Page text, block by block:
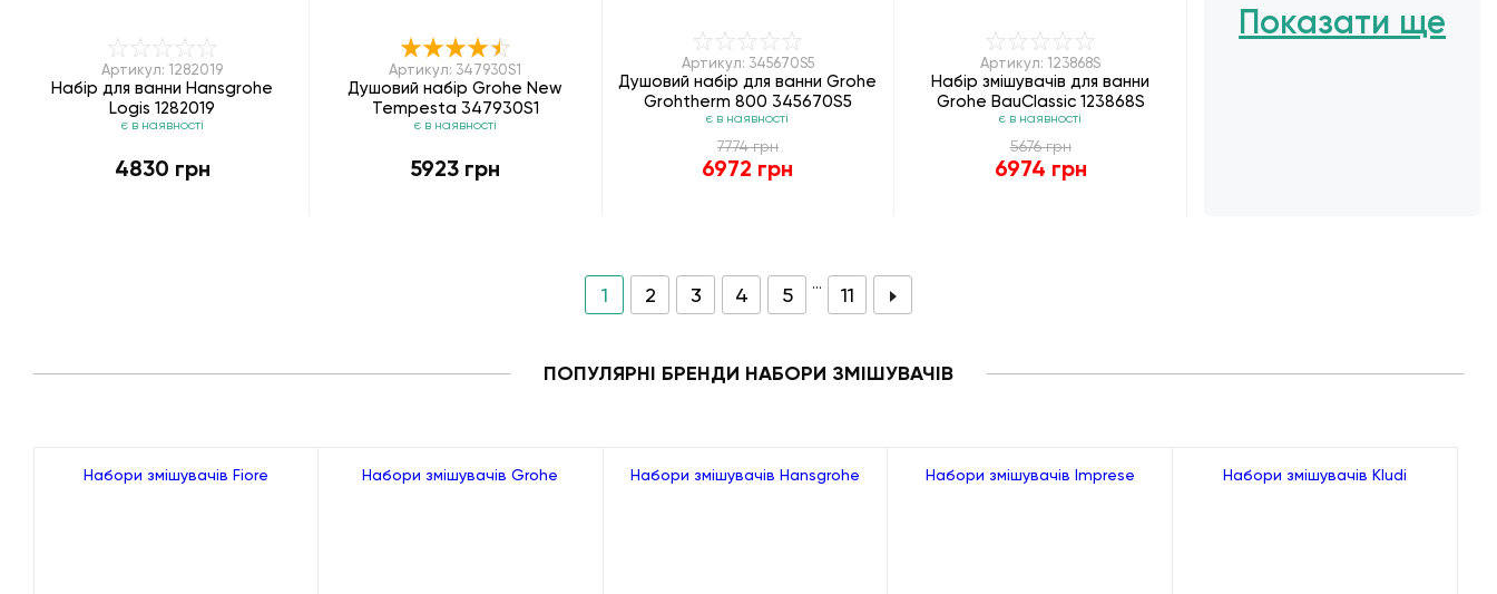
Артикул: 1282019
Набір для ванни Hansgrohe
Logis 1282019
є в наявності
4830 грн
Артикул: 347930S1
Душовий набір Grohe New
Tempesta 347930S1
є в наявності
5923 грн
Артикул: 345670S5
Душовий набір для ванни Grohe
Grohtherm 800 345670S5
є в наявності
7774 грн
6972 грн
Артикул: 123868S
Набір змішувачів для ванни
Grohe BauClassic 123868S
є в наявності
5676 грн
6974 грн
Показати ще
1 2 3 4 5 ... 11
ПОПУЛЯРНІ БРЕНДИ НАБОРИ ЗМІШУВАЧІВ
Набори змішувачів Fiore Набори змішувачів Grohe Набори змішувачів Hansgrohe Набори змішувачів Imprese Набори змішувачів Kludi